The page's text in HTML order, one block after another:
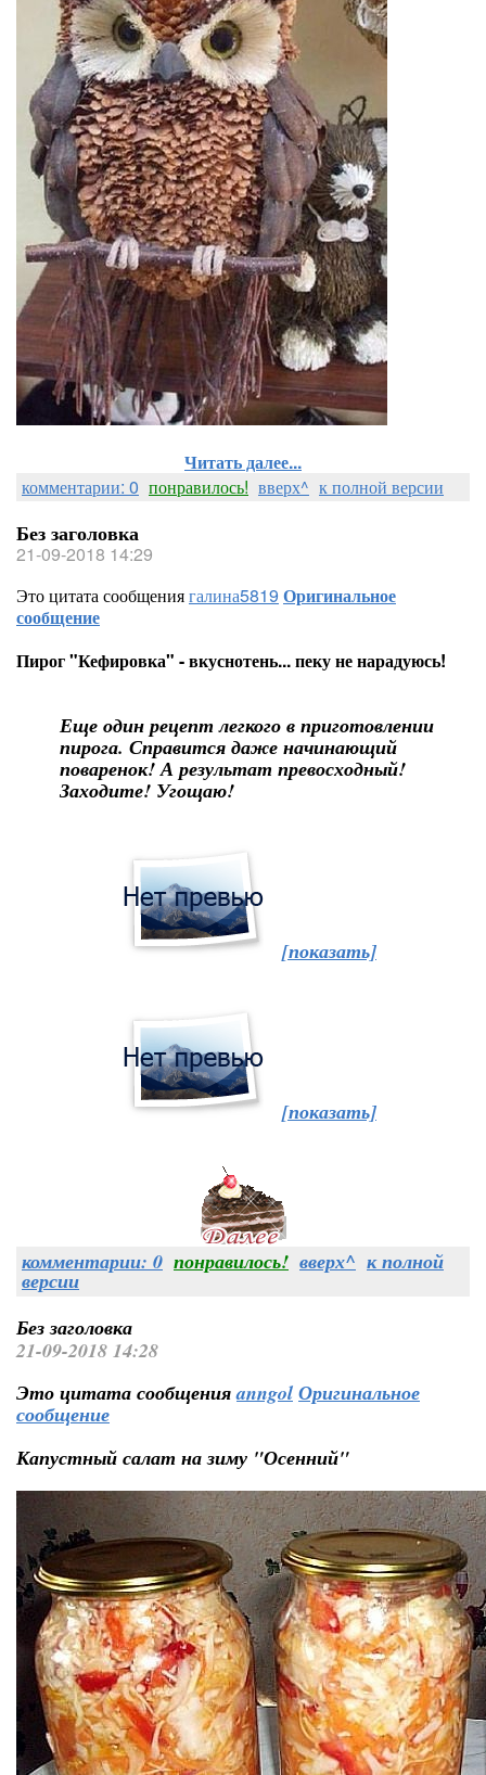
Читать далее...
комментарии: 0 понравилось! вверх^ к полной версии
Без заголовка
21-09-2018 14:29
Это цитата сообщениягалина5819 Оригинальное
сообщение
Пирог "Кефировка" - вкуснотень... пеку не нарадуюсь!
Еще один рецепт легкого в приготовлении
пирога. Справится даже начинающий
поваренок! А результат превосходный!
Заходите! Угощаю!
[показать]
[показать]
комментарии: 0 понравилось! вверх^ к полной
версии
Без заголовка
21-09-2018 14:28
Это цитата сообщенияanngol Оригинальное
сообщение
Капустный салат на зиму "Осенний"